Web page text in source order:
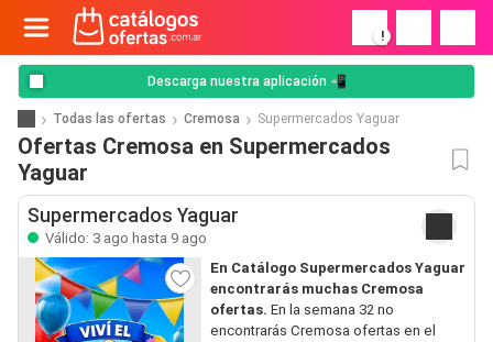
!
Descarga nuestra aplicación 📲
Todas las ofertas Cremosa Supermercados Yaguar
Ofertas Cremosa en Supermercados
Yaguar
Supermercados Yaguar
Válido: 3 ago hasta 9 ago
En Catálogo Supermercados Yaguar
encontrarás muchas Cremosa
ofertas. En la semana 32 no
encontrarás Cremosa ofertas en el